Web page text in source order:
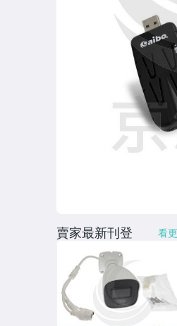
相機、攝影與周邊
賣家最新刊登 看